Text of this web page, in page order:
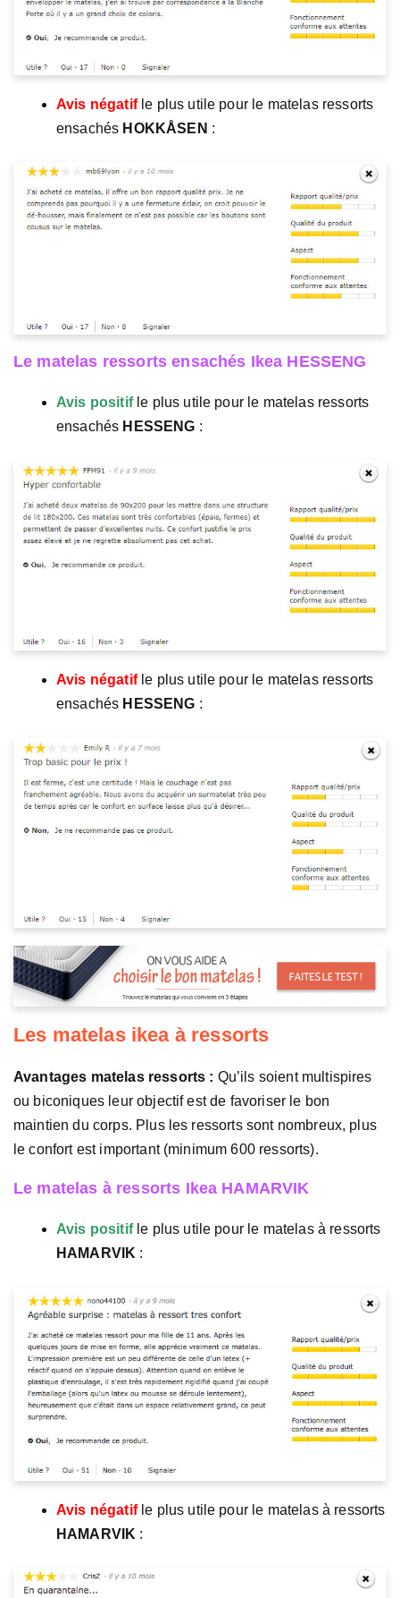
Avis négatifle plus utile pour le matelas ressorts
ensachés HOKKÅSEN :
Le matelas ressorts ensachés Ikea HESSENG
Avis positif le plus utile pour le matelas ressorts
ensachés HESSENG :
Avis négatifle plus utile pour le matelas ressorts
ensachés HESSENG :
Les matelas ikea à ressorts
Avantages matelas ressorts : Qu’ils soient multispires
ou biconiques leur objectif est de favoriser le bon
maintien du corps. Plus les ressorts sont nombreux, plus
le confort est important (minimum 600 ressorts).
Le matelas à ressorts Ikea HAMARVIK
Avis positif le plus utile pour le matelas à ressorts
HAMARVIK :
Avis négatifle plus utile pour le matelas à ressorts
HAMARVIK :